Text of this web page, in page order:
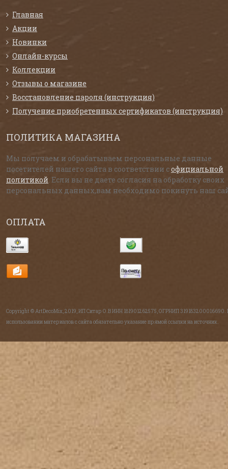
Главная
Акции
Новинки
Онлайн-курсы
Коллекции
Отзывы о магазине
Восстановление пароля (инструкция)
Получение приобретенных сертификатов (инструкция)
ПОЛИТИКА МАГАЗИНА
Мы получаем и обрабатываем персональные данные
посетителей нашего сайта в соответствии софициальной
политикой . Если вы не даете согласия на обработку своих
персональных данных,вам необходимо покинуть наш
ОПЛАТА
Copyright © ArtDecoMix, 2019, ИП Ситар О.В ИНН 181901262575, ОГРНИП 319183200016690.
использовании материалов с сайта обязательно указание прямой ссылки на источник.